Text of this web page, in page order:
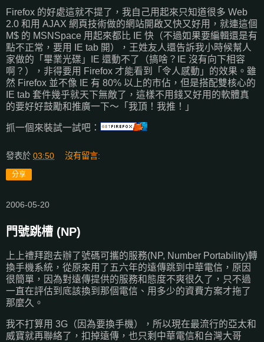
Firefox 的好處這就不提了，我自己用起來只知道很多 Web
2.0 和用 AJAX 網頁技術做的網站開啟又快又好用，就連這個
M$ 的 MSNSpace 用起來都比 IE 快（不過如果要編輯還是有
點不正常，要用 IE tab 開），王姓友人還告訴我小時候幫人
家做的「畢業光碟」IE 還動不了（搞啥？IE 沒有向下相容
啊？），非得要用 Firefox 才能看到「令人感動」的效果。雖
然 Firefox 並不像 IE 有 80% 以上的市佔，但是搭配雙核心的
IE tab 套件幾乎就天下無敵了，這樣不用錢又好用的軟體真
的要好好鼓勵和推廣一下～「我頂！我推！」
抓一個來裝試一試吧：
發表於 03:50 沒有留言:
分享
2006-05-20
門號跳槽 (NP)
上上禮拜跑去辦了號碼可攜的服務(NP, Number Portability)轉
換手機系統，從原來用了五六年的遠傳跳到中華電信，原因
很簡單，因為對遠傳提供的服務和態度不爽很久了，只不過
一直在評估到底該換到那個電信、用多少的資費方案才拖了
那麼久。
我不打算用 3G（因為要換手機），所以現在最流行的亞太和
威寶就再聯絡了，扣掉遠傳，也只剩中華電信和台灣大哥